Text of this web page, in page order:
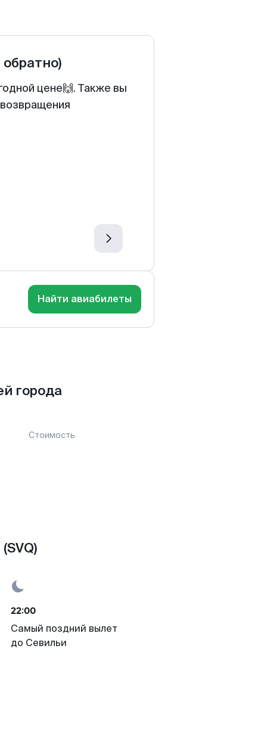
обратно)
цене🙌. Также вы
Найти авиабилеты
города
Стоимость
22:00
Самый поздний вылет
до Севильи